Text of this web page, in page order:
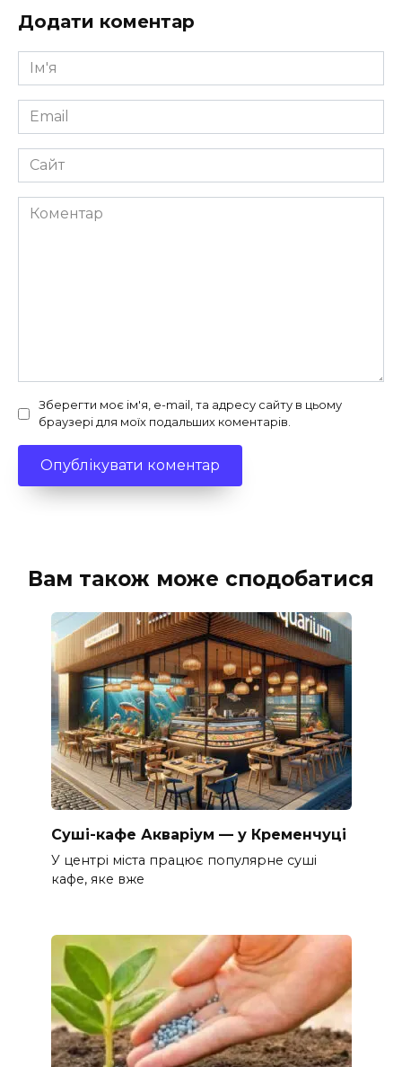
Додати коментар
Ім'я
*
Email
*
Сайт
Коментар
Зберегти моє ім'я, e-mail, та адресу сайту в цьому
браузері для моїх подальших коментарів.
Вам також може сподобатися
Суші-кафе Акваріум — у Кременчуці
У центрі міста працює популярне суші
кафе, яке вже